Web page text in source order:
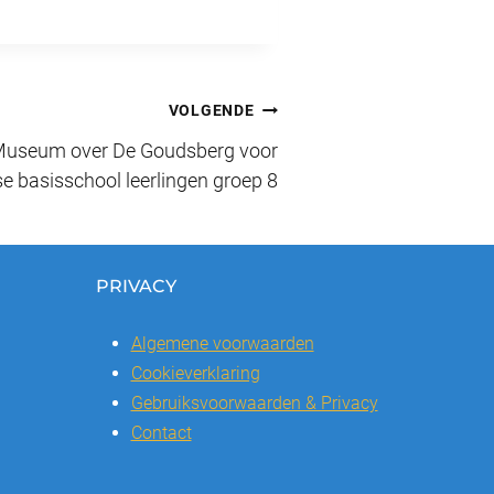
VOLGENDE
over De Goudsberg voor
basisschool leerlingen groep 8
PRIVACY
Algemene voorwaarden
Cookieverklaring
Gebruiksvoorwaarden & Privacy
Contact